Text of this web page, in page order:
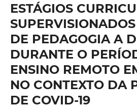
ESTÁGIOS
DE PEDAGOGIA A
DURANTE O
ENSINO REMOTO
NO CONTEXTO DA
DE COVID-19